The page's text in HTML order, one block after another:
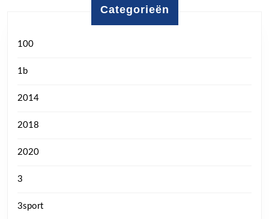
Categorieën
100
1b
2014
2018
2020
3
3sport